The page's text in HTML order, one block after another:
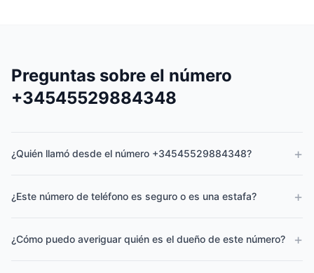
Preguntas sobre el número
+34545529884348
¿Quién llamó desde el número +34545529884348? +
¿Este número de teléfono es seguro o es una estafa? +
¿Cómo puedo averiguar quién es el dueño de este número? +